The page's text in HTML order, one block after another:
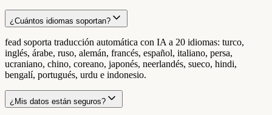
¿Cuántos idiomas soportan?
fead soporta traducción automática con IA a 20 idiomas: turco,
inglés, árabe, ruso, alemán, francés, español, italiano, persa,
ucraniano, chino, coreano, japonés, neerlandés, sueco, hindi,
bengalí, portugués, urdu e indonesio.
¿Mis datos están seguros?